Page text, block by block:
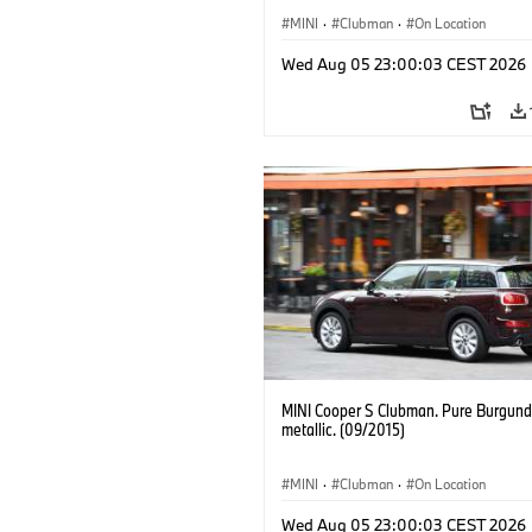
MINI · Clubman · On Location
Wed Aug 05 23:00:03 CEST 2026
MINI Cooper S Clubman. Pure
metallic. (09/2015)
MINI · Clubman · On Location
Wed Aug 05 23:00:03 CEST 2026